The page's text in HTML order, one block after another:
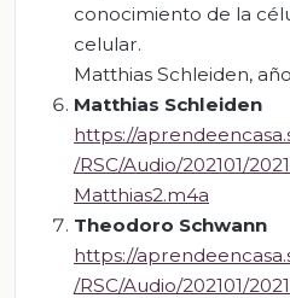
conocimiento de la
celular.
Matthias Schleiden,
Matthias Schleiden
https://
/RSC/Audio/202101/
Matthias2.m4a
Theodoro Schwann
https://
/RSC/Audio/202101/